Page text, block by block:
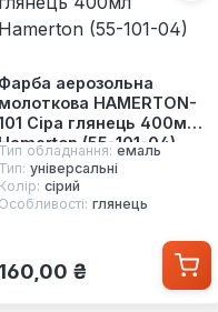
Фарба аерозольна
молоткова HAMERTON-
Сіра глянець 400мл
Hamerton (55-101-04)
Тип обладнання: емаль
Тип: універсальні
Колір: сірий
Особливості: глянець
Звичайна ціна:
160,00 ₴